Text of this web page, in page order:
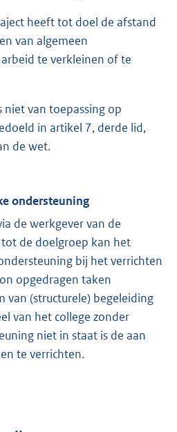
heeft tot doel de afstand
van algemeen
te verkleinen of te
niet van toepassing op
in artikel 7, derde lid,
de wet.
ondersteuning
de werkgever van de
de doelgroep kan het
bij het verrichten
opgedragen taken
van (structurele) begeleiding
van het college zonder
niet in staat is de aan
te verrichten.